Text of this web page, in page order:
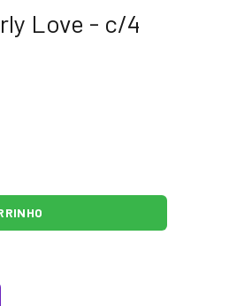
Love - c/4